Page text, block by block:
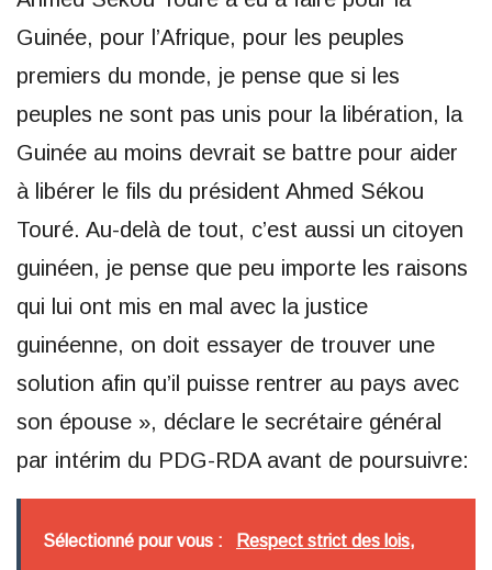
Guinée, pour l’Afrique, pour les peuples
premiers du monde, je pense que si les
peuples ne sont pas unis pour la libération, la
Guinée au moins devrait se battre pour aider
à libérer le fils du président Ahmed Sékou
Touré. Au-delà de tout, c’est aussi un citoyen
guinéen, je pense que peu importe les raisons
qui lui ont mis en mal avec la justice
guinéenne, on doit essayer de trouver une
solution afin qu’il puisse rentrer au pays avec
son épouse », déclare le secrétaire général
par intérim du PDG-RDA avant de poursuivre:
Sélectionné pour vous : Respect strict des lois,